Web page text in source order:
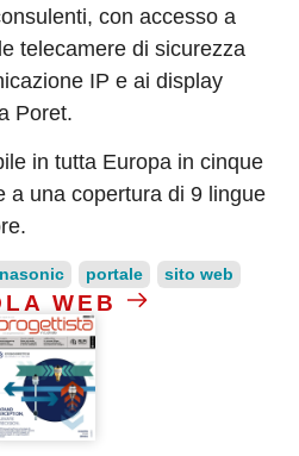
con accesso a
telecamere di sicurezza
IP e ai display
Poret.
in tutta Europa in cinque
a una copertura di 9 lingue
portale sito web
WEB